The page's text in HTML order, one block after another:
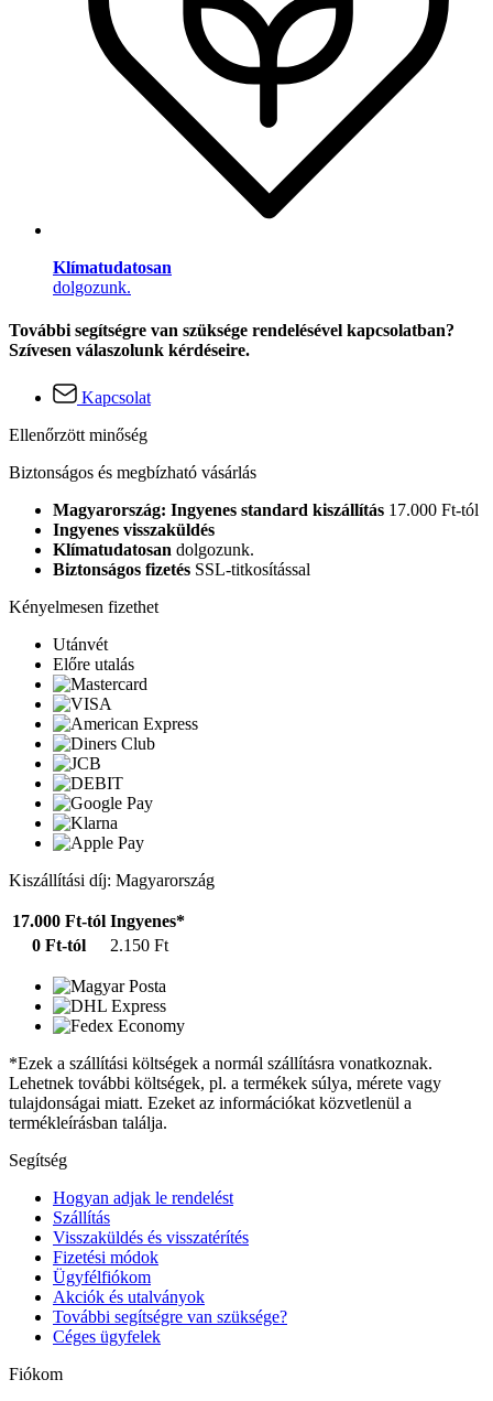
Klímatudatosan
dolgozunk.
További segítségre van szüksége rendelésével kapcsolatban?
Szívesen válaszolunk kérdéseire.
Kapcsolat
Ellenőrzött minőség
Biztonságos és megbízható vásárlás
Magyarország: Ingyenes standard kiszállítás 17.000 Ft-tól
Ingyenes visszaküldés
Klímatudatosan dolgozunk.
Biztonságos fizetés SSL-titkosítással
Kényelmesen fizethet
Utánvét
Előre utalás
Kiszállítási díj: Magyarország
17.000 Ft-tól Ingyenes*
0 Ft-tól
2.150 Ft
*Ezek a szállítási költségek a normál szállításra vonatkoznak.
Lehetnek további költségek, pl. a termékek súlya, mérete vagy
tulajdonságai miatt. Ezeket az információkat közvetlenül a
termékleírásban találja.
Segítség
Hogyan adjak le rendelést
Szállítás
Visszaküldés és visszatérítés
Fizetési módok
Ügyfélfiókom
Akciók és utalványok
További segítségre van szüksége?
Céges ügyfelek
Fiókom